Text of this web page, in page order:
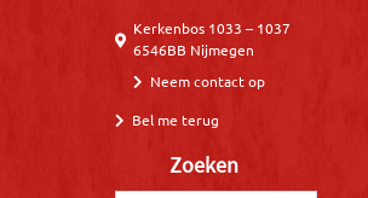
Kerkenbos 1033 – 1037
6546BB Nijmegen
Neem contact op
Bel me terug
Zoeken